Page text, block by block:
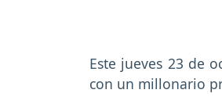
Este jueves 23 de
con un millonario